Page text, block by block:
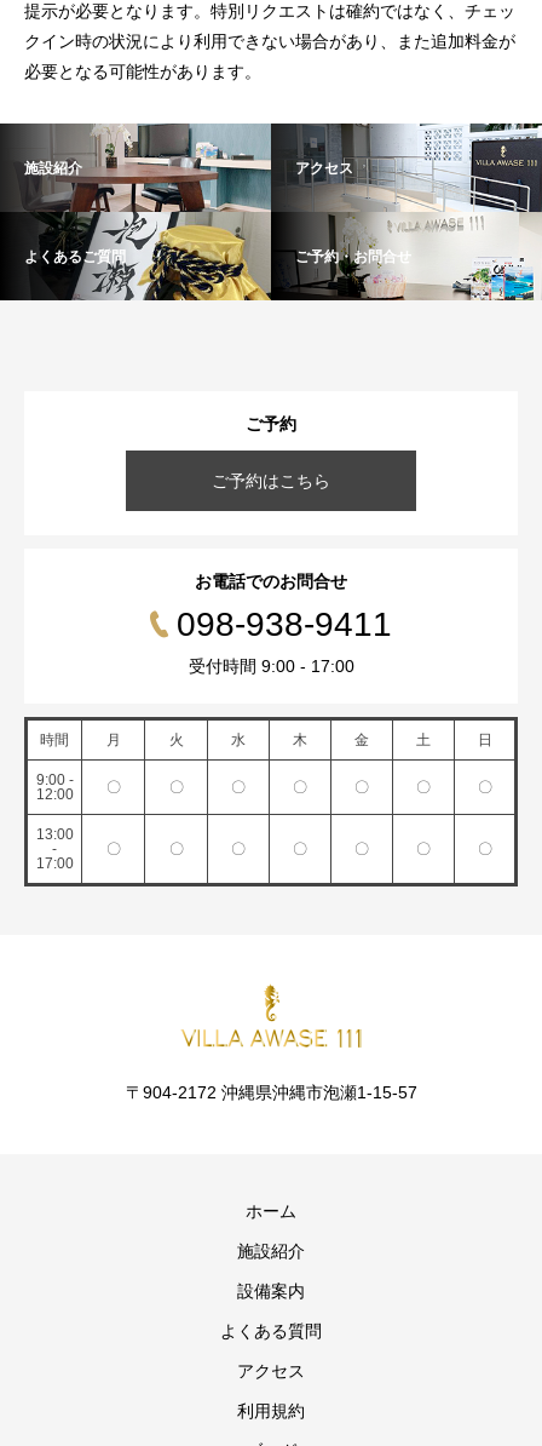
提示が必要となります。特別リクエストは確約ではなく、チェッ
クイン時の状況により利用できない場合があり、また追加料金が
必要となる可能性があります。
施設紹介 アクセス
よくあるご質問 ご予約・お問合せ
ご予約
ご予約はこちら
お電話でのお問合せ
098-938-9411
受付時間 9:00 - 17:00
時間 月 火 水 木 金 土 日
9:00 -
12:00
〇 〇 〇 〇 〇 〇 〇
13:00
-
17:00
〇 〇 〇 〇 〇 〇 〇
〒904-2172 沖縄県沖縄市泡瀬1-15-57
ホーム
施設紹介
設備案内
よくある質問
アクセス
利用規約